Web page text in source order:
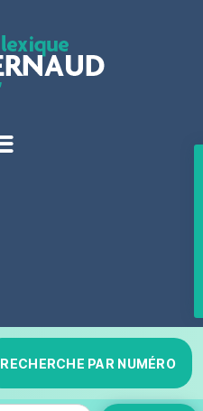
RECHERCHE PAR NUMÉRO